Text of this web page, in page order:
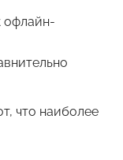
офлайн-
что наиболее